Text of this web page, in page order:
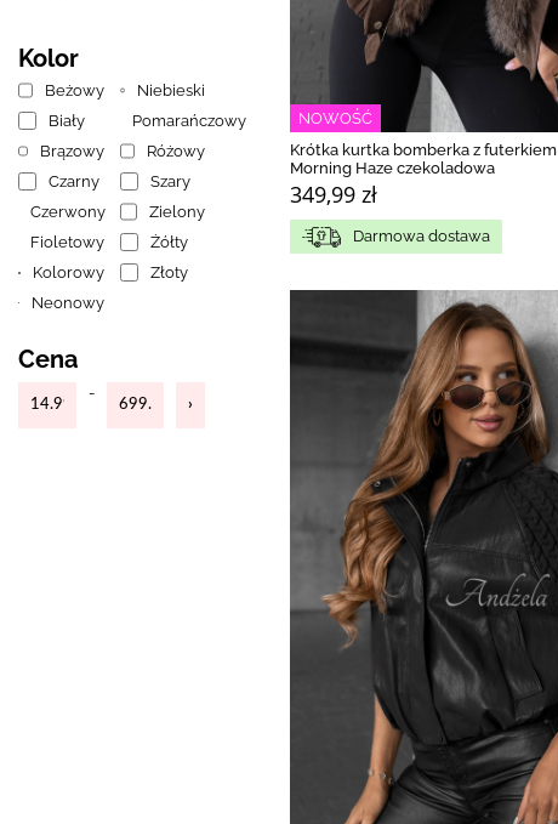
Kolor
Beżowy
Biały
Brązowy
Czarny
Czerwony
Fioletowy
Kolorowy
Neonowy
Niebieski
Pomarańczowy
Różowy
Szary
Zielony
Żółty
Złoty
Cena
-
NOWOŚĆ
Krótka kurtka bomberka z futerkiem
Morning Haze czekoladowa
349,99 zł
Darmowa dostawa